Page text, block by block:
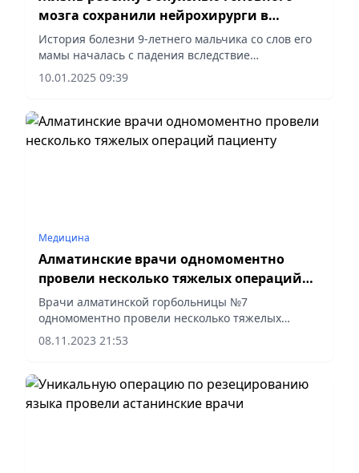
мозга сохранили нейрохирурги в
Алматы
История болезни 9-летнего мальчика со слов его
мамы началась с падения вследствие
головокружения, чему предшествовало двоение в
глазах, слабость, шаткость походки. Участковый
10.01.2025 09:39
Медицина
Алматинские врачи одномоментно
провели несколько тяжелых операций
пациенту
Врачи алматинской горбольницы №7
одномоментно провели несколько тяжелых
разнопрофильных операций пациенту с
врожденной патологией, удалив огромный
08.11.2023 21:53